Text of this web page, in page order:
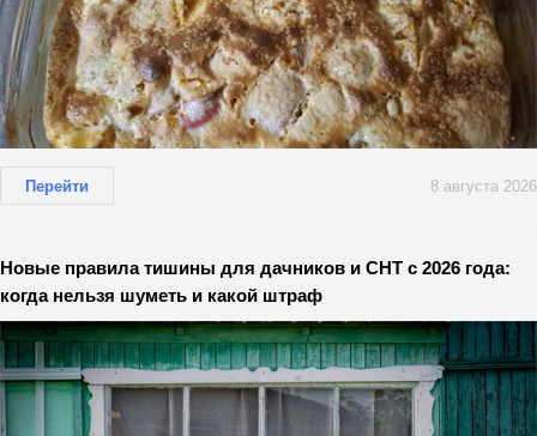
Перейти 8 августа 2026
Новые правила тишины для дачников и СНТ с 2026 года:
когда нельзя шуметь и какой штраф